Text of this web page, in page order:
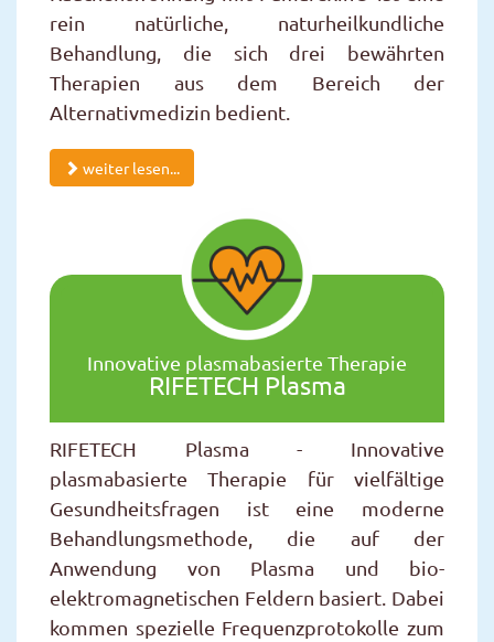
rein natürliche, naturheilkundliche
Behandlung, die sich drei bewährten
Therapien aus dem Bereich der
Alternativmedizin bedient.
weiter lesen...
Innovative plasmabasierte Therapie
RIFETECH Plasma
RIFETECH Plasma - Innovative
plasmabasierte Therapie für vielfältige
Gesundheitsfragen ist eine moderne
Behandlungsmethode, die auf der
Anwendung von Plasma und bio-
elektromagnetischen Feldern basiert. Dabei
kommen spezielle Frequenzprotokolle zum